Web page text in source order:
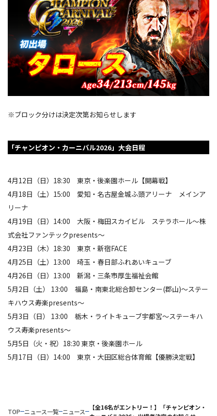
※ブロック分けは決定次第お知らせします
「チャンピオン・カーニバル2026」大会日程
4月12日（日）18:30 東京・後楽園ホール【開幕戦】
4月18日（土）15:00 愛知・名古屋金城ふ頭アリーナ メインア
リーナ
4月19日（日）14:00 大阪・梅田スカイビル ステラホール～株
式会社ファンテックpresents～
4月23日（木）18:30 東京・新宿FACE
4月25日（土）13:00 埼玉・春日部ふれあいキューブ
4月26日（日）13:00 新潟・三条市厚生福祉会館
5月2日（土） 13:00 福島・南東北総合卸センター(郡山)～ステー
キハウス寿楽presents～
5月3日（日） 13:00 栃木・ライトキューブ宇都宮～ステーキハ
ウス寿楽presents～
5月5日（火・祝）18:30 東京・後楽園ホール
5月17日（日）14:00 東京・大田区総合体育館【優勝決定戦】
TOP ニュース一覧 ニュース
【全16名がエントリー！】「チャンピオン・